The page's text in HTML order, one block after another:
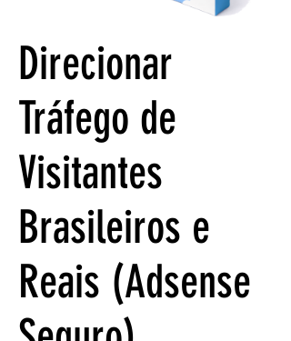
Direcionar
Tráfego de
Visitantes
Brasileiros e
Reais (Adsense